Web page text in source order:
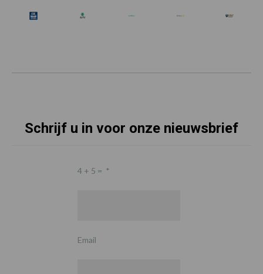
Schrijf u in voor onze nieuwsbrief
4 + 5 = *
Email